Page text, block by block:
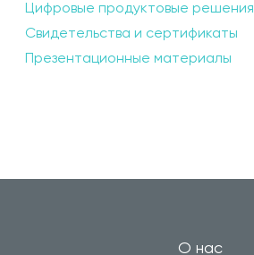
Цифровые продуктовые решения
Свидетельства и сертификаты
Презентационные материалы
О нас